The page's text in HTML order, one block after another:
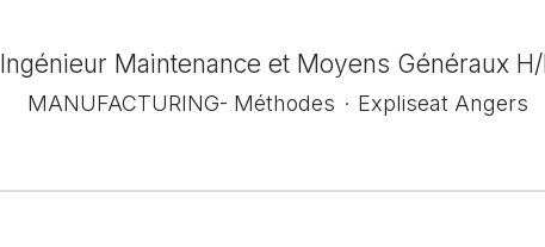
Ingénieur Maintenance et Moyens Généraux
MANUFACTURING- Méthodes · Expliseat Angers